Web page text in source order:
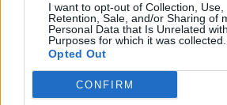
I want to opt-out of Collection, Use,
Retention, Sale, and/or Sharing of
Personal Data that Is Unrelated
Purposes for which it was collected.
Opted Out
CONFIRM
αποδίδει στην παρουσία